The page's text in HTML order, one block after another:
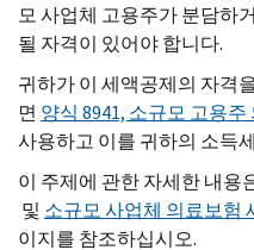
모 사업체 고용주가 분담하
될 자격이 있어야 합니다.
귀하가 이 세액공제의 자격
면 양식 8941, 소규모 고용
사용하고 이를 귀하의 소득
이 주제에 관한 자세한 내용
및 소규모 사업체 의료보험
이지를 참조하십시오.